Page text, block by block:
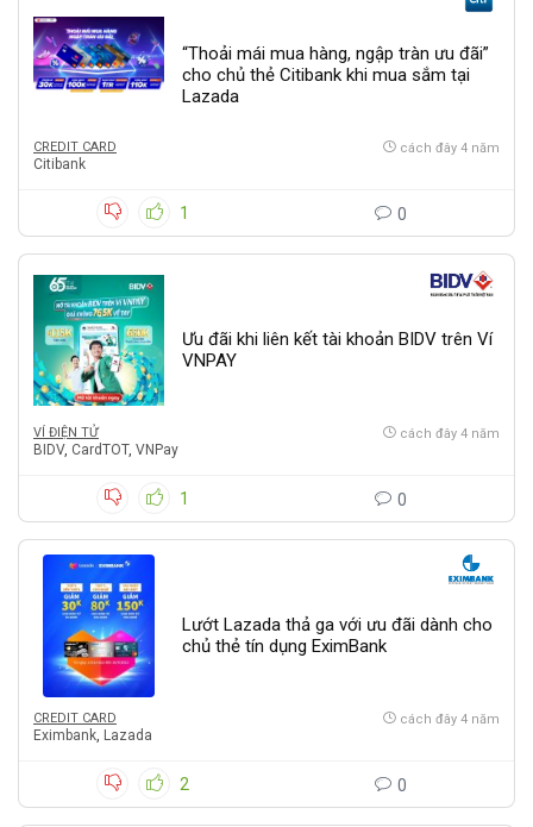
“Thoải mái mua hàng, ngập tràn ưu đãi”
cho chủ thẻ Citibank khi mua sắm tại
Lazada
CREDIT CARD
Citibank
cách đây 4 năm
1 0
Ưu đãi khi liên kết tài khoản BIDV trên Ví
VNPAY
VÍ ĐIỆN TỬ
BIDV, CardTOT, VNPay
cách đây 4 năm
1 0
Lướt Lazada thả ga với ưu đãi dành cho
chủ thẻ tín dụng EximBank
CREDIT CARD
Eximbank, Lazada
cách đây 4 năm
2 0